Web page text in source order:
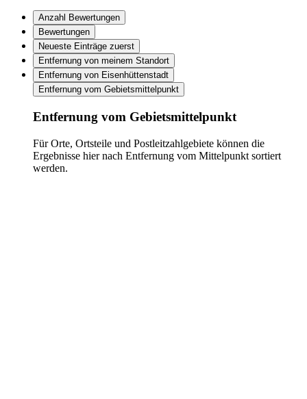
Anzahl Bewertungen
Bewertungen
Neueste Einträge zuerst
Entfernung von meinem Standort
Entfernung von Eisenhüttenstadt
Entfernung vom Gebietsmittelpunkt
Entfernung vom Gebietsmittelpunkt
Für Orte, Ortsteile und Postleitzahlgebiete können die
Ergebnisse hier nach Entfernung vom Mittelpunkt sortiert
werden.